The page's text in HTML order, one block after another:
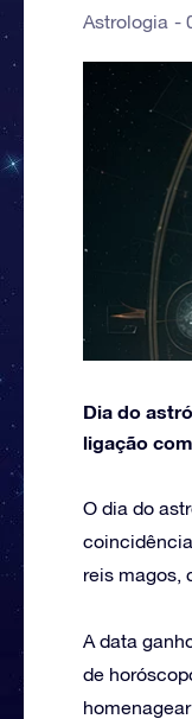
Astrologia
Dia do
ligação
O dia do
reis magos,
A data
de